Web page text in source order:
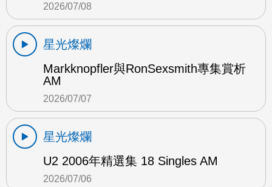
2026/07/08
星光燦爛
Markknopfler與RonSexsmith專集賞析
AM
2026/07/07
星光燦爛
U2 2006年精選集 18 Singles AM
2026/07/06